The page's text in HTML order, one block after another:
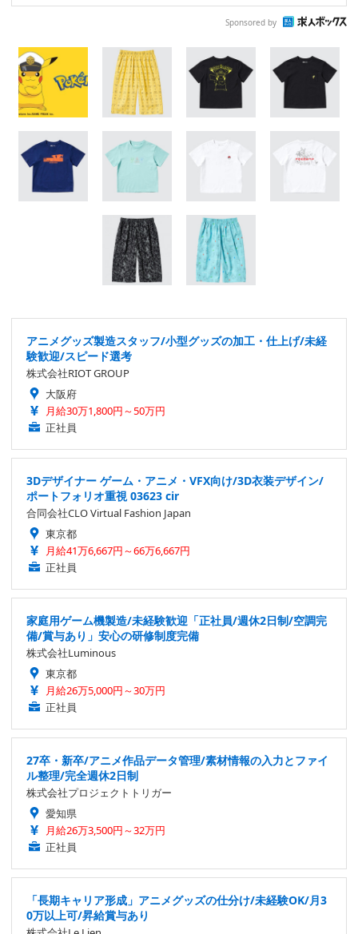
Sponsored by
アニメグッズ製造スタッフ/小型グッズの加工・仕上げ/未経
験歓迎/スピード選考
株式会社RIOT GROUP
大阪府
月給30万1,800円～50万円
正社員
3Dデザイナー ゲーム・アニメ・VFX向け/3D衣装デザイン/
ポートフォリオ重視 03623 cir
合同会社CLO Virtual Fashion Japan
東京都
月給41万6,667円～66万6,667円
正社員
家庭用ゲーム機製造/未経験歓迎「正社員/週休2日制/空調完
備/賞与あり」安心の研修制度完備
株式会社Luminous
東京都
月給26万5,000円～30万円
正社員
27卒・新卒/アニメ作品データ管理/素材情報の入力とファイ
ル整理/完全週休2日制
株式会社プロジェクトトリガー
愛知県
月給26万3,500円～32万円
正社員
「長期キャリア形成」アニメグッズの仕分け/未経験OK/月3
0万以上可/昇給賞与あり